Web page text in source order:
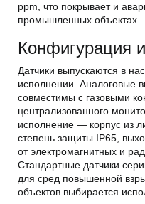
ppm, что покрывает и
промышленных объектах.
Конфигурация
Датчики выпускаются в
исполнении. Аналоговые
совместимы с газовыми
централизованного
исполнение — корпус из
степень защиты IP65,
от электромагнитных и
Стандартные датчики
для сред повышенной
объектов выбирается